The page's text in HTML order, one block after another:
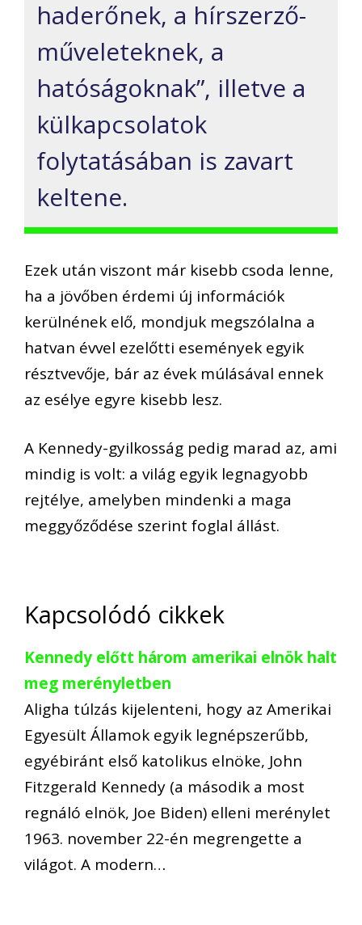
haderőnek, a hírszerző-
műveleteknek, a
hatóságoknak”, illetve a
külkapcsolatok
folytatásában is zavart
keltene.
Ezek után viszont már kisebb csoda lenne,
ha a jövőben érdemi új információk
kerülnének elő, mondjuk megszólalna a
hatvan évvel ezelőtti események egyik
résztvevője, bár az évek múlásával ennek
az esélye egyre kisebb lesz.
A Kennedy-gyilkosság pedig marad az, ami
mindig is volt: a világ egyik legnagyobb
rejtélye, amelyben mindenki a maga
meggyőződése szerint foglal állást.
Kapcsolódó cikkek
Kennedy előtt három amerikai elnök halt
meg merényletben
Aligha túlzás kijelenteni, hogy az Amerikai
Egyesült Államok egyik legnépszerűbb,
egyébiránt első katolikus elnöke, John
Fitzgerald Kennedy (a második a most
regnáló elnök, Joe Biden) elleni merénylet
1963. november 22-én megrengette a
világot. A modern…